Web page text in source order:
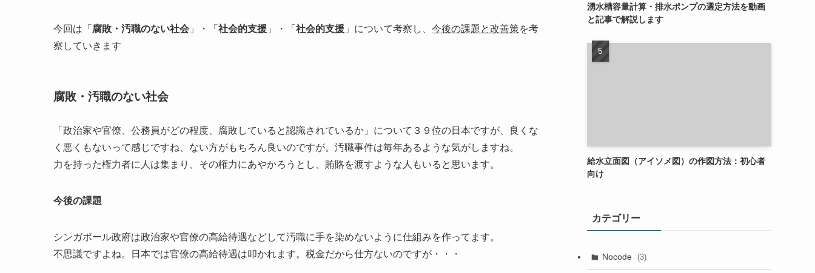
今回は「 腐敗・汚職のない社会 」・「 社会的支援 」・「 社会的支援 」について考察し、 今後の課題と改善策を考
察していきます
腐敗・汚職のない社会
「政治家や官僚、公務員がどの程度、腐敗していると認識されているか」について３９位の日本ですが、良くな
く悪くもないって感じですね、ない方がもちろん良いのですが。汚職事件は毎年あるような気がしますね。
力を持った権力者に人は集まり、その権力にあやかろうとし、賄賂を渡すような人もいると思います。
今後の課題
シンガポール政府は政治家や官僚の高給待遇などして汚職に手を染めないように仕組みを作ってます。
不思議ですよね。日本では官僚の高給待遇は叩かれます。税金だから仕方ないのですが・・・
湧水槽容量計算・排水ポンプの選定方法を動画
と記事で解説します
給水立面図（アイソメ図）の作図方法：初心者
向け
カテゴリー
Nocode (3)